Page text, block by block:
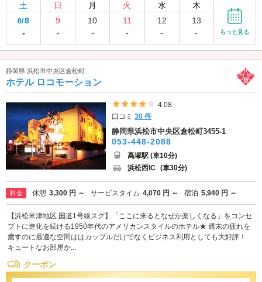
土 日 月 火 水 木
8/8
-
9
-
10
-
11
-
12
-
13
-
もっと見る
静岡県 浜松市中央区倉松町
ホテル ロコモーション
5つ星のうち4
4.08
口コミ30 件
静岡県浜松市中央区倉松町3455-1
053-448-2088
高塚駅 (車10分)
浜松西IC (車30分)
料金 休憩 3,300 円 ～ サービスタイム 4,070 円 ～ 宿泊 5,940 円 ～
【浜松米津地区 国道1号線スグ】「ここに来るとなぜか楽しくなる」をコンセ
プトに進化を続ける1950年代のアメリカンスタイルのホテル★ 週末の疲れを
癒すのに最適な空間ははカップルだけでなくビジネス利用としても大好評！
キュートなお部屋か...
クーポン